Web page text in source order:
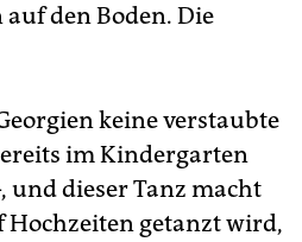
den Boden. Die
keine verstaubte
im Kindergarten
und dieser Tanz macht
getanzt wird,